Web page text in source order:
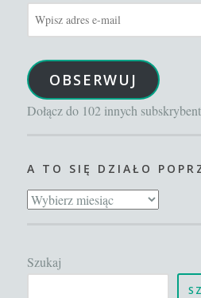
Wpisz
adres
mail
OBSERWUJ
Dołącz do 102 innych
A TO SIĘ DZIAŁO
A
działo
Szukaj